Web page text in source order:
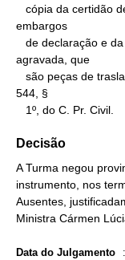
embargos
agravada, que
544, §
   1º, do C. Pr. Civil.
Decisão
A Turma negou
instrumento, nos
Ausentes,
Ministra Cármen
Data do Julgamento :